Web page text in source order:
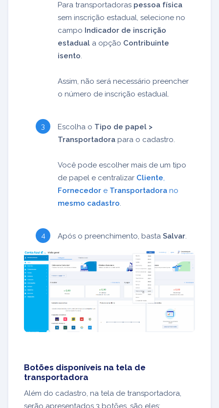
Para transportadoras pessoa física
sem inscrição estadual, selecione no
campo Indicador de inscrição
estadual a opção Contribuinte
isento.
Assim, não será necessário preencher
o número de inscrição estadual.
Escolha o Tipo de papel >
Transportadora para o cadastro.
Você pode escolher mais de um tipo
de papel e centralizar Cliente,
Fornecedor e Transportadora no
mesmo cadastro.
Após o preenchimento, basta Salvar.
Botões disponíveis na tela de
transportadora
Além do cadastro, na tela de transportadora,
serão apresentados 3 botões, são eles: